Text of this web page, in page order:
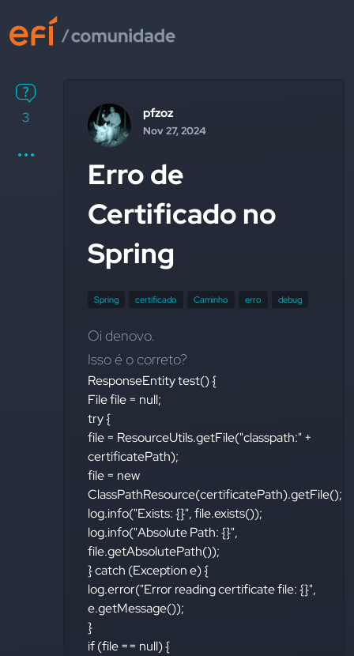
3 pfzoz
Nov 27, 2024
Erro de
Certificado no
Spring
Spring certificado Caminho erro debug
Oi denovo.
Isso é o correto?
ResponseEntity test() {
File file = null;
try {
file = ResourceUtils.getFile("classpath:" +
certificatePath);
file = new
ClassPathResource(certificatePath).getFile();
log.info("Exists: {}", file.exists());
log.info("Absolute Path: {}",
file.getAbsolutePath());
} catch (Exception e) {
log.error("Error reading certificate file: {}",
e.getMessage());
}
if (file == null) {